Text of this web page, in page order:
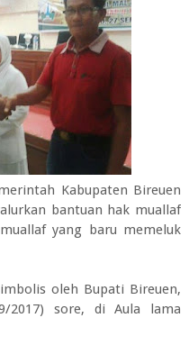
Kabupaten Bireuen
bantuan hak muallaf
yang baru memeluk
oleh Bupati Bireuen,
2017) sore, di Aula lama